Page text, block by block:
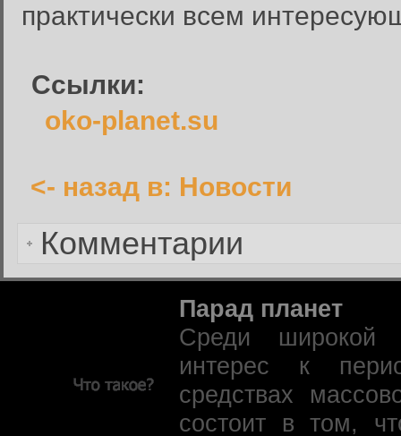
практически всем
Ссылки:
oko-planet.su
<- назад в: Новости
Комментарии
Имя пользователя:
Запомнить меня:
Забыли пароль?
Парад планет
Среди широкой
интерес к
средствах
состоит в том,